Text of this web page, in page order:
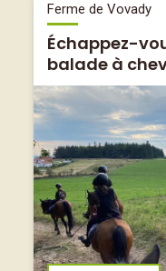
Ferme de Vovady
Échappez-
balade à